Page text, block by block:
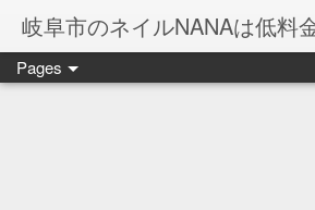
ネイル岐阜市NANAです♪♪
Pages